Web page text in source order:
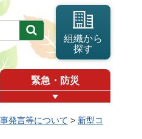
組織から
探す
緊急・防災
発言等について > 新型コ